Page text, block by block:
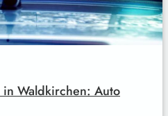
in Waldkirchen: Auto